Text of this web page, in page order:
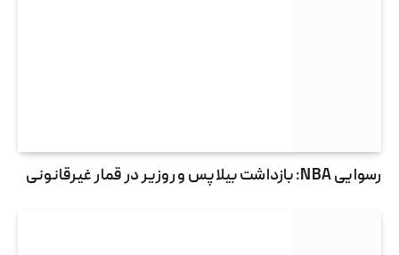
رسوایی NBA: بازداشت بیلاپس و روزیر در قمار غیرقانونی